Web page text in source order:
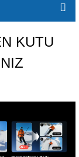
KUTU